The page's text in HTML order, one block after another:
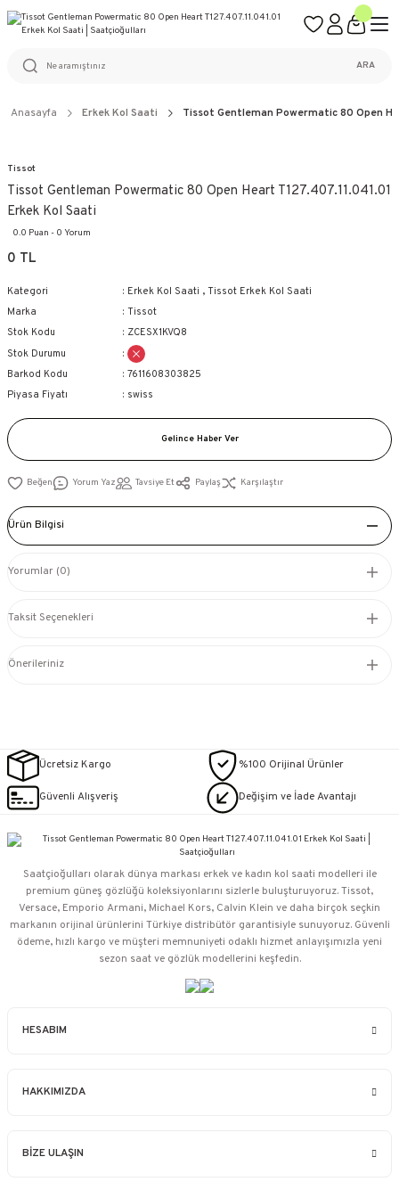
%100 ORİJİNAL ÜRÜN GARANTİSİ
ARA
Anasayfa Erkek Kol Saati Tissot Gentleman Powermatic 80 Open
Tissot
Tissot Gentleman Powermatic 80 Open Heart T127.407.11.041.01
Erkek Kol Saati
0.0 Puan - 0 Yorum
0 TL
Kategori Erkek Kol Saati , Tissot Erkek Kol Saati
Marka
Tissot
Stok Kodu
ZCESX1KVQ8
Stok Durumu
Barkod Kodu
7611608303825
Piyasa Fiyatı
swiss
Gelince Haber Ver
Yorum Yaz Tavsiye Et Paylaş Karşılaştır
Ürün Bilgisi
Yorumlar (0)
Taksit Seçenekleri
Önerileriniz
Ücretsiz Kargo %100 Orijinal Ürünler
Güvenli Alışveriş Değişim ve İade Avantajı
HESABIM
HAKKIMIZDA
BİZE ULAŞIN
Saatçioğulları⁠ olarak dünya markası erkek ve kadın kol saati modelleri ile
premium güneş gözlüğü koleksiyonlarını sizlerle buluşturuyoruz. Tissot,
Versace, Emporio Armani, Michael Kors, Calvin Klein ve daha birçok seçkin
markanın orijinal ürünlerini Türkiye distribütör garantisiyle sunuyoruz. Güvenli
ödeme, hızlı kargo ve müşteri memnuniyeti odaklı hizmet anlayışımızla yeni
sezon saat ve gözlük modellerini keşfedin.